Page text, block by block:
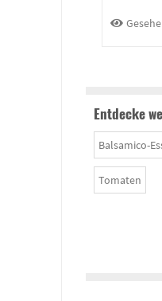
Entdecke
Balsamico-
Tomaten